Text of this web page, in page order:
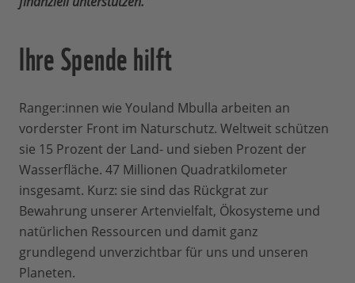
Ihre Spende hilft
Ranger:innen wie Youland Mbulla arbeiten an
vorderster Front im Naturschutz. Weltweit schützen
sie 15 Prozent der Land- und sieben Prozent der
Wasserfläche. 47 Millionen Quadratkilometer
insgesamt. Kurz: sie sind das Rückgrat zur
Bewahrung unserer Artenvielfalt, Ökosysteme und
natürlichen Ressourcen und damit ganz
grundlegend unverzichtbar für uns und unseren
Planeten.